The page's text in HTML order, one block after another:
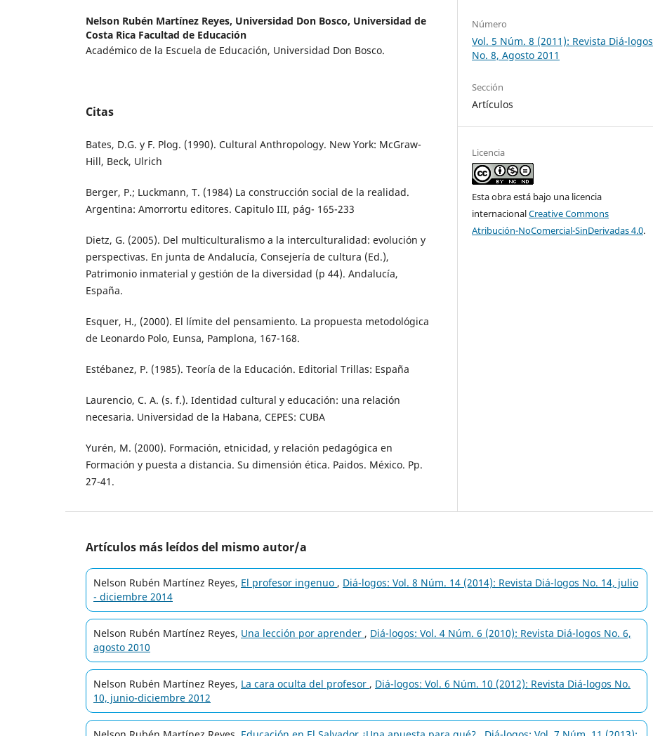
Nelson Rubén Martínez Reyes, Universidad Don Bosco, Universidad de
Costa Rica Facultad de Educación
Académico de la Escuela de Educación, Universidad Don Bosco.
Citas
Bates, D.G. y F. Plog. (1990). Cultural Anthropology. New York: McGraw-
Hill, Beck, Ulrich
Berger, P.; Luckmann, T. (1984) La construcción social de la realidad.
Argentina: Amorrortu editores. Capitulo III, pág- 165-233
Dietz, G. (2005). Del multiculturalismo a la interculturalidad: evolución y
perspectivas. En junta de Andalucía, Consejería de cultura (Ed.),
Patrimonio inmaterial y gestión de la diversidad (p 44). Andalucía,
España.
Esquer, H., (2000). El límite del pensamiento. La propuesta metodológica
de Leonardo Polo, Eunsa, Pamplona, 167-168.
Estébanez, P. (1985). Teoría de la Educación. Editorial Trillas: España
Laurencio, C. A. (s. f.). Identidad cultural y educación: una relación
necesaria. Universidad de la Habana, CEPES: CUBA
Yurén, M. (2000). Formación, etnicidad, y relación pedagógica en
Formación y puesta a distancia. Su dimensión ética. Paidos. México. Pp.
27-41.
Número
Vol. 5 Núm. 8 (2011): Revista Diá-logos
No. 8, Agosto 2011
Sección
Artículos
Licencia
Esta obra está bajo una licencia
internacionalCreative Commons
Atribución-NoComercial-SinDerivadas 4.0.
Artículos más leídos del mismo autor/a
Nelson Rubén Martínez Reyes, El profesor ingenuo , Diá-logos: Vol. 8 Núm. 14 (2014): Revista Diá-logos No. 14, julio
- diciembre 2014
Nelson Rubén Martínez Reyes, Una lección por aprender , Diá-logos: Vol. 4 Núm. 6 (2010): Revista Diá-logos No. 6,
agosto 2010
Nelson Rubén Martínez Reyes, La cara oculta del profesor , Diá-logos: Vol. 6 Núm. 10 (2012): Revista Diá-logos No.
10, junio-diciembre 2012